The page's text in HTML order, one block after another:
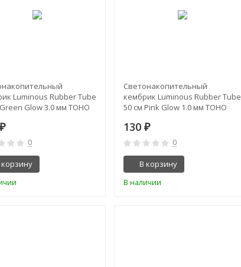
Luminous Rubber Tube
Glow 3.0 мм TOHO
₽
0
Светонакопительный
кембрик Luminous Rubber Tube
50 см Pink Glow 1.0 мм TOHO
130 ₽
0
В корзину
В наличии